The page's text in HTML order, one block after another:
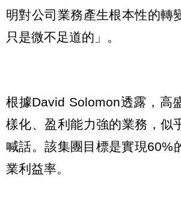
明對公司業務產生根本性的轉
只是微不足道的」。
根據David Solomon透露，高
樣化、盈利能力強的業務，似
喊話。該集團目標是實現60%
業利益率。